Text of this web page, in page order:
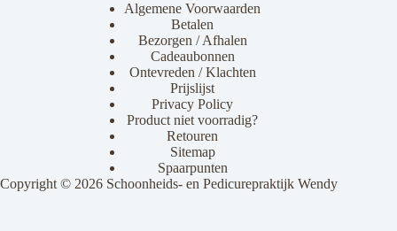
Algemene Voorwaarden
Betalen
Bezorgen / Afhalen
Cadeaubonnen
Ontevreden / Klachten
Prijslijst
Privacy Policy
Product niet voorradig?
Retouren
Sitemap
Spaarpunten
Copyright © 2026 Schoonheids- en Pedicurepraktijk Wendy